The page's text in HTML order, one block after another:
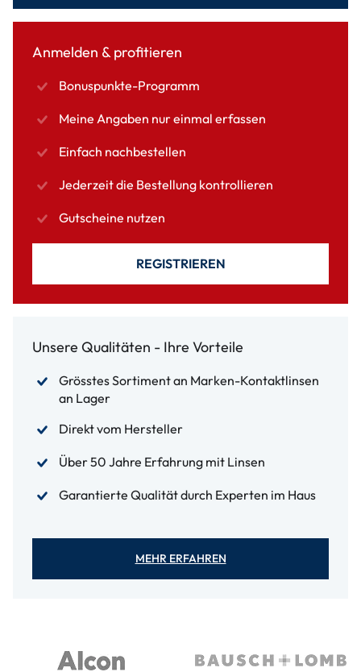
Anmelden & profitieren
Bonuspunkte-Programm
Meine Angaben nur einmal erfassen
Einfach nachbestellen
Jederzeit die Bestellung kontrollieren
Gutscheine nutzen
REGISTRIEREN
Unsere Qualitäten - Ihre Vorteile
Grösstes Sortiment an Marken-Kontaktlinsen
an Lager
Direkt vom Hersteller
Über 50 Jahre Erfahrung mit Linsen
Garantierte Qualität durch Experten im Haus
MEHR ERFAHREN